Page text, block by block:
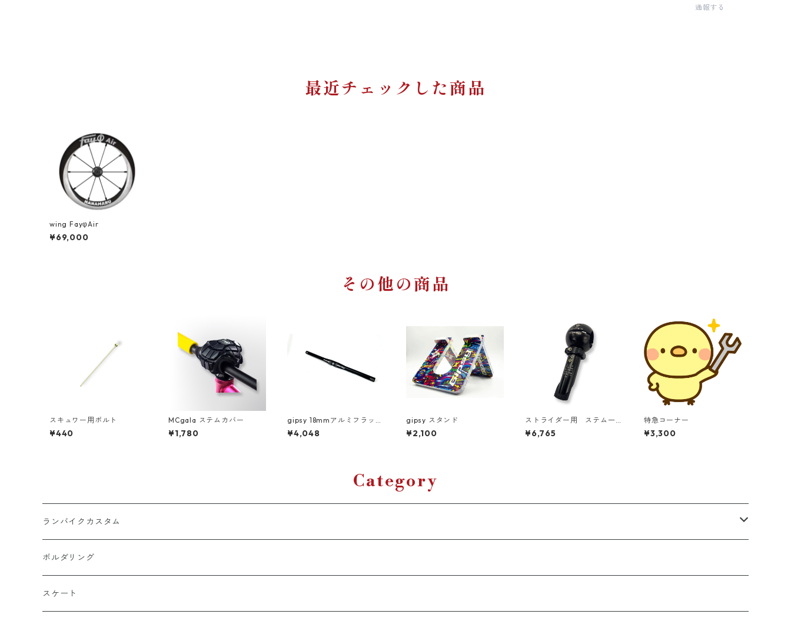
通報する
最近チェックした商品
wing FayφAir
¥69,000
その他の商品
スキュワー用ボルト
¥440
MCgala ステムカバー
¥1,780
gipsy 18mmアルミフラット
ハンドル
¥4,048
gipsy スタンド
¥2,100
ストライダー用 ステム一
体型アダプター
¥6,765
特急コーナー
¥3,300
Category
ランバイクカスタム
ホイール周り（チューブ・タイヤ含む）
ヘッドギア周り
ボルダリング
スケート